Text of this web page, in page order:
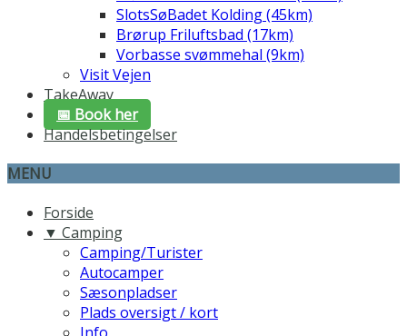
SlotsSøBadet Kolding (45km)
Brørup Friluftsbad (17km)
Vorbasse svømmehal (9km)
Visit Vejen
TakeAway
📅 Book her
Handelsbetingelser
MENU
Forside
▼ Camping
Camping/Turister
Autocamper
Sæsonpladser
Plads oversigt / kort